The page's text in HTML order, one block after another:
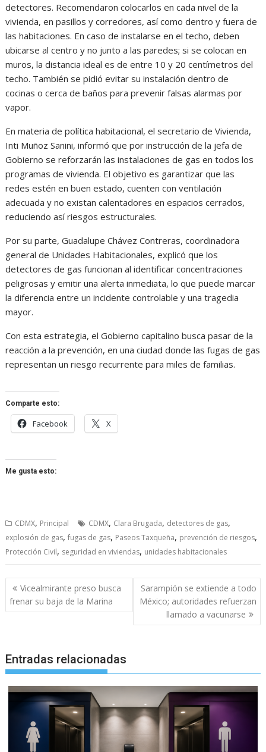
detectores. Recomendaron colocarlos en cada nivel de la
vivienda, en pasillos y corredores, así como dentro y fuera de
las habitaciones. En caso de instalarse en el techo, deben
ubicarse al centro y no junto a las paredes; si se colocan en
muros, la distancia ideal es de entre 10 y 20 centímetros del
techo. También se pidió evitar su instalación dentro de
cocinas o cerca de baños para prevenir falsas alarmas por
vapor.
En materia de política habitacional, el secretario de Vivienda,
Inti Muñoz Sanini, informó que por instrucción de la jefa de
Gobierno se reforzarán las instalaciones de gas en todos los
programas de vivienda. El objetivo es garantizar que las
redes estén en buen estado, cuenten con ventilación
adecuada y no existan calentadores en espacios cerrados,
reduciendo así riesgos estructurales.
Por su parte, Guadalupe Chávez Contreras, coordinadora
general de Unidades Habitacionales, explicó que los
detectores de gas funcionan al identificar concentraciones
peligrosas y emitir una alerta inmediata, lo que puede marcar
la diferencia entre un incidente controlable y una tragedia
mayor.
Con esta estrategia, el Gobierno capitalino busca pasar de la
reacción a la prevención, en una ciudad donde las fugas de gas
representan un riesgo recurrente para miles de familias.
Comparte esto:
Facebook X
Me gusta esto:
CDMX, Principal CDMX, Clara Brugada, detectores de gas,
explosión de gas,fugas de gas, Paseos Taxqueña, prevención de riesgos,
Protección Civil, seguridad en viviendas, unidades habitacionales
Navegación
de
entradas
Vicealmirante preso busca
frenar su baja de la Marina
Sarampión se extiende a todo
México; autoridades refuerzan
llamado a vacunarse
Entradas relacionadas